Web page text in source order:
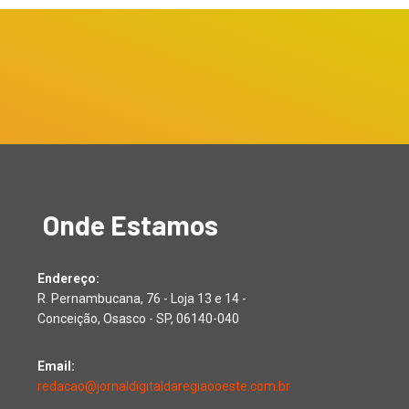
Onde Estamos
Endereço:
R. Pernambucana, 76 - Loja 13 e 14 -
Conceição, Osasco - SP, 06140-040
Email:
redacao@jornaldigitaldaregiaooeste.com.br